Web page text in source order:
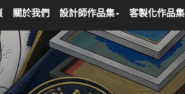
關於我們 設計師作品集 客製化作品集